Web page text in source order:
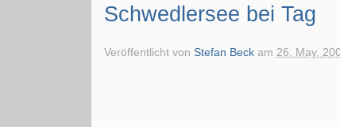
Schwedlersee bei Tag
Veröffentlicht vonStefan Beck am 26. May.